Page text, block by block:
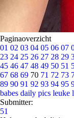
Paginaoverzicht
01 02 03 04 05 06 07
23 24 25 26 27 28 29
45 46 47 48 49 50 51
67 68 69 70 71 72 73
89 90 91 92 93 94 95
babes daily pics leuke
Submitter:
51